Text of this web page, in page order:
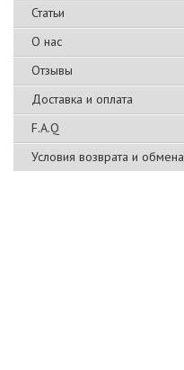
Статьи
О нас
Отзывы
Доставка и оплата
F.A.Q
Условия возврата и обмена